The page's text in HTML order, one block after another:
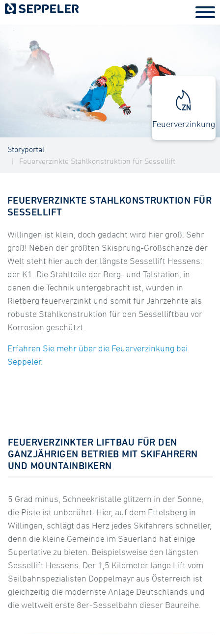
Feuerverzinkung
Storyportal
Feuerverzinkte Stahlkonstruktion für Sessellift
FEUERVERZINKTE STAHLKONSTRUKTION FÜR
SESSELLIFT
Willingen ist klein, doch gedacht wird hier groß. Sehr
groß! Neben der größten Skisprung-Großschanze der
Welt steht hier auch der längste Sessellift Hessens:
der K1. Die Stahlteile der Berg- und Talstation, in
denen die Technik untergebracht ist, wurden in
Rietberg feuerverzinkt und somit für Jahrzehnte als
robuste Stahlkonstruktion für den Sesselliftbau vor
Korrosion geschützt.
Erfahren Sie mehr über die Feuerverzinkung bei
Seppeler.
FEUERVERZINKTER LIFTBAU FÜR DEN
GANZJÄHRIGEN BETRIEB MIT SKIFAHRERN
UND MOUNTAINBIKERN
5 Grad minus, Schneekristalle glitzern in der Sonne,
die Piste ist unberührt. Hier, auf dem Ettelsberg in
Willingen, schlägt das Herz jedes Skifahrers schneller,
denn die kleine Gemeinde im Sauerland hat einige
Superlative zu bieten. Beispielsweise den längsten
Sessellift Hessens. Der 1,5 Kilometer lange Lift vom
Seilbahnspezialisten Doppelmayr aus Österreich ist
gleichzeitig die modernste Anlage Deutschlands und
die weltweit erste 8er-Sesselbahn dieser Baureihe.